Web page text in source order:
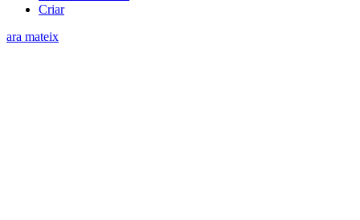
Criar
ara mateix